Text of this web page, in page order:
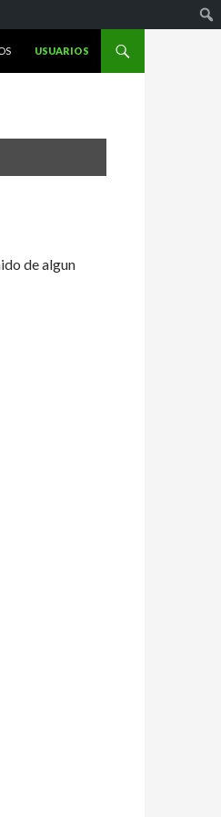
USUARIOS
de algun